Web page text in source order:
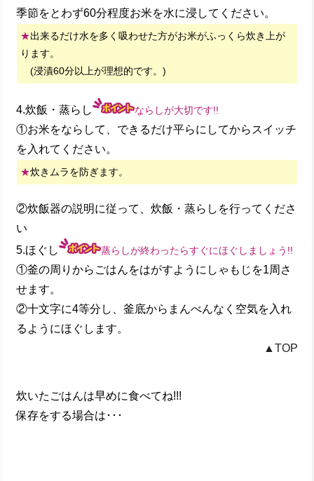
季節をとわず60分程度お米を水に浸してください。
★出来るだけ水を多く吸わせた方がお米がふっくら炊き上が
ります。
(浸漬60分以上が理想的です。)
4.炊飯・蒸らし ならしが大切です!!
①お米をならして、できるだけ平らにしてからスイッチ
を入れてください。
★炊きムラを防ぎます。
②炊飯器の説明に従って、炊飯・蒸らしを行ってくださ
い
5.ほぐし
蒸らしが終わったらすぐにほぐしましょう!!
①釜の周りからごはんをはがすようにしゃもじを1周さ
せます。
②十文字に4等分し、釜底からまんべんなく空気を入れ
るようにほぐします。
▲TOP
炊いたごはんは早めに食べてね!!!
保存をする場合は･･･